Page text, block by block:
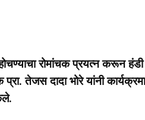
रोमांचक प्रयत्न करून
तेजस दादा भोरे यांनी